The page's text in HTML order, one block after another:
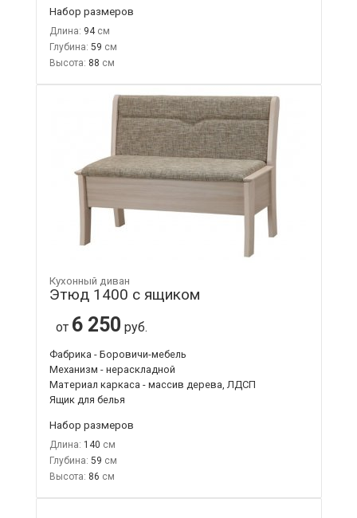
Набор размеров
Длина: 94
Глубина: 59
Высота: 88
Кухонный диван
Этюд 1400 с ящиком
от 6 250 руб.
Фабрика - Боровичи-мебель
Механизм - нераскладной
Материал каркаса - массив дерева, ЛДСП
Ящик для белья
Набор размеров
Длина: 140
Глубина: 59
Высота: 86